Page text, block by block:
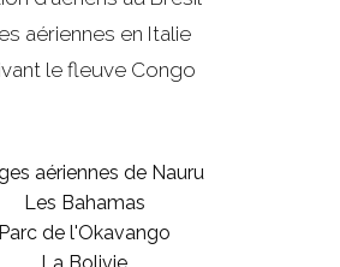
aériennes en Italie
le fleuve Congo
aériennes de Nauru
Les Bahamas
Parc de l'Okavango